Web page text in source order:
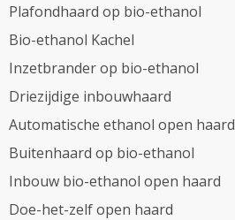
Plafondhaard op bio-ethanol
Bio-ethanol Kachel
Inzetbrander op bio-ethanol
Driezijdige inbouwhaard
Automatische ethanol open haard
Buitenhaard op bio-ethanol
Inbouw bio-ethanol open haard
Doe-het-zelf open haard